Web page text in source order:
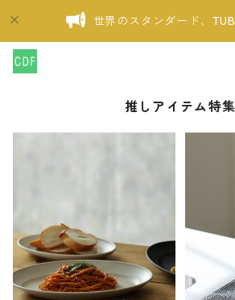
世界のスタンダード、
推しアイテム特集